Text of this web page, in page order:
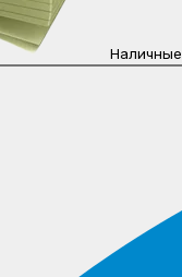
Наличные